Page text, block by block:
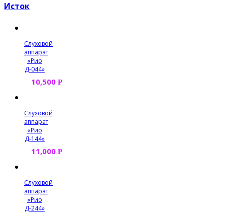
Исток
Слуховой
аппарат
«Рио
Д-044»
10,500 Р
Слуховой
аппарат
«Рио
Д-144»
11,000 Р
Слуховой
аппарат
«Рио
Д-244»